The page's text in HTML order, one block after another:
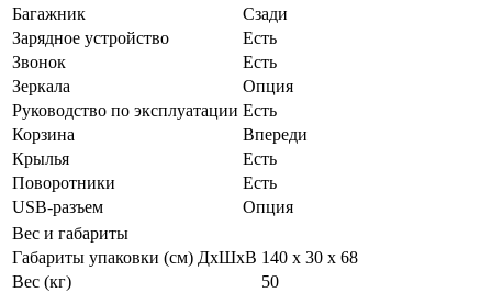
Багажник
Сзади
Зарядное устройство
Есть
Звонок
Есть
Зеркала
Опция
Руководство по эксплуатации Есть
Корзина
Впереди
Крылья
Есть
Поворотники
Есть
USB-разъем
Опция
Вес и габариты
Габариты упаковки (см) ДxШxВ 140 х 30 х 68
Вес (кг)
50